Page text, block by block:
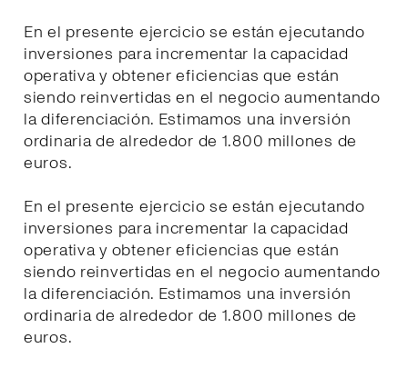
En el presente ejercicio se están ejecutando
inversiones para incrementar la capacidad
operativa y obtener eficiencias que están
siendo reinvertidas en el negocio aumentando
la diferenciación. Estimamos una inversión
ordinaria de alrededor de 1.800 millones de
euros.
En el presente ejercicio se están ejecutando
inversiones para incrementar la capacidad
operativa y obtener eficiencias que están
siendo reinvertidas en el negocio aumentando
la diferenciación. Estimamos una inversión
ordinaria de alrededor de 1.800 millones de
euros.